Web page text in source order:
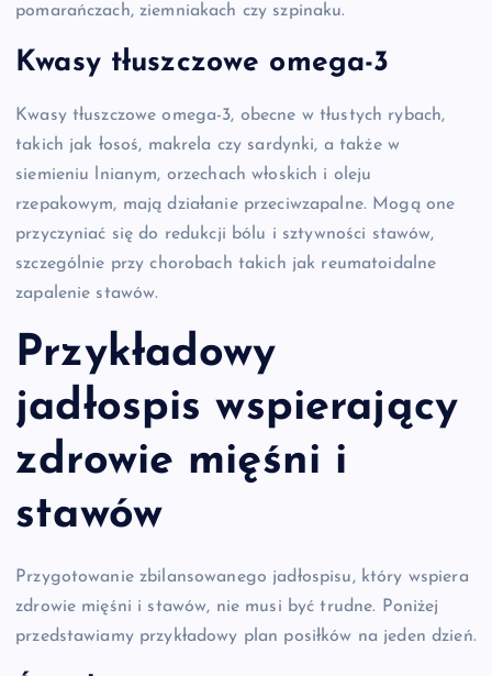
pomarańczach, ziemniakach czy szpinaku.
Kwasy tłuszczowe omega-3
Kwasy tłuszczowe omega-3, obecne w tłustych rybach,
takich jak łosoś, makrela czy sardynki, a także w
siemieniu lnianym, orzechach włoskich i oleju
rzepakowym, mają działanie przeciwzapalne. Mogą one
przyczyniać się do redukcji bólu i sztywności stawów,
szczególnie przy chorobach takich jak reumatoidalne
zapalenie stawów.
Przykładowy
jadłospis wspierający
zdrowie mięśni i
stawów
Przygotowanie zbilansowanego jadłospisu, który wspiera
zdrowie mięśni i stawów, nie musi być trudne. Poniżej
przedstawiamy przykładowy plan posiłków na jeden dzień.